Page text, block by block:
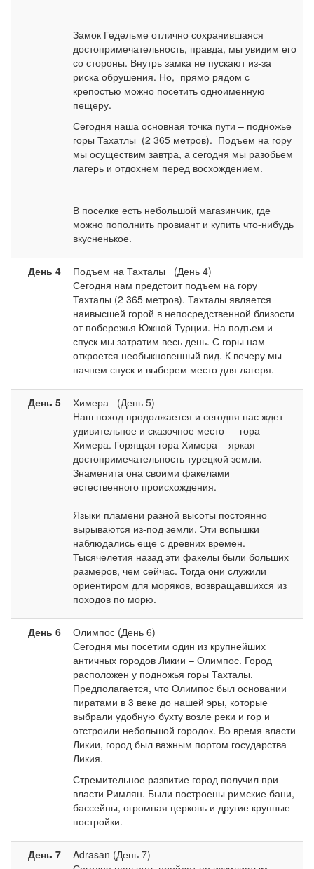
Замок Гедельме отлично сохранившаяся
достопримечательность, правда, мы увидим его
со стороны. Внутрь замка не пускают из-за
риска обрушения. Но, прямо рядом с
крепостью можно посетить одноименную
пещеру.
Сегодня наша основная точка пути – подножье
горы Тахатлы (2 365 метров). Подъем на гору
мы осуществим завтра, а сегодня мы разобьем
лагерь и отдохнем перед восхождением.
В поселке есть небольшой магазинчик, где
можно пополнить провиант и купить что-нибудь
вкусненькое.
День 4
Подъем на Тахталы (День 4)
Сегодня нам предстоит подъем на гору
Тахталы (2 365 метров). Тахталы является
наивысшей горой в непосредственной близости
от побережья Южной Турции. На подъем и
спуск мы затратим весь день. С горы нам
откроется необыкновенный вид. К вечеру мы
начнем спуск и выберем место для лагеря.
День 5
Химера (День 5)
Наш поход продолжается и сегодня нас ждет
удивительное и сказочное место — гора
Химера. Горящая гора Химера – яркая
достопримечательность турецкой земли.
Знаменита она своими факелами
естественного происхождения.
Языки пламени разной высоты постоянно
вырываются из-под земли. Эти вспышки
наблюдались еще с древних времен.
Тысячелетия назад эти факелы были больших
размеров, чем сейчас. Тогда они служили
ориентиром для моряков, возвращавшихся из
походов по морю.
День 6
Олимпос (День 6)
Сегодня мы посетим один из крупнейших
античных городов Ликии – Олимпос. Город
расположен у подножья горы Тахталы.
Предполагается, что Олимпос был основании
пиратами в 3 веке до нашей эры, которые
выбрали удобную бухту возле реки и гор и
отстроили небольшой городок. Во время власти
Ликии, город был важным портом государства
Ликия.
Стремительное развитие город получил при
власти Римлян. Были построены римские бани,
бассейны, огромная церковь и другие крупные
постройки.
День 7
Adrasan (День 7)